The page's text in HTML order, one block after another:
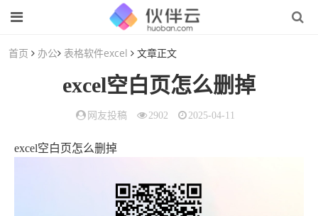
首页 办公 表格软件excel 文章正文
excel空白页怎么删掉
网友投稿 2902 2025-04-11
excel空白页怎么删掉